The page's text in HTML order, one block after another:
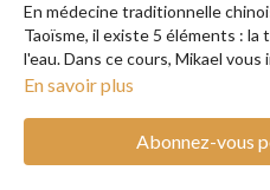
En médecine traditionnelle
Taoïsme, il existe 5 éléments : la
l'eau. Dans ce cours, Mikael
en vous afin d'atteindre un
En savoir plus
Abonnez-vous